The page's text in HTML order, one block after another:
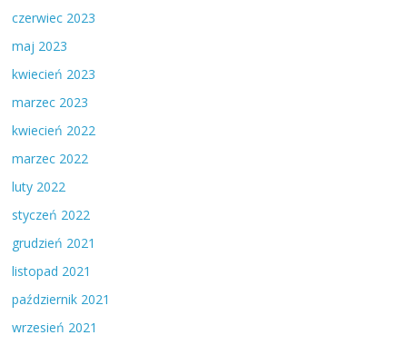
czerwiec 2023
maj 2023
kwiecień 2023
marzec 2023
kwiecień 2022
marzec 2022
luty 2022
styczeń 2022
grudzień 2021
listopad 2021
październik 2021
wrzesień 2021